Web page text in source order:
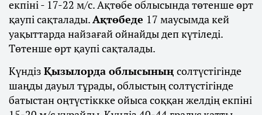
екпіні - 17-22 м/с. Ақтөбе облысында төтенше өрт
қаупі сақталады.Ақтөбеде 17 маусымда кей
уақыттарда найзағай ойнайды деп күтіледі.
Төтенше өрт қаупі сақталады.
Күндіз Қызылорда облысының солтүстігінде
шаңды дауыл тұрады, облыстың солтүстігінде
батыстан оңтүстіккке ойыса соққан желдің екпіні